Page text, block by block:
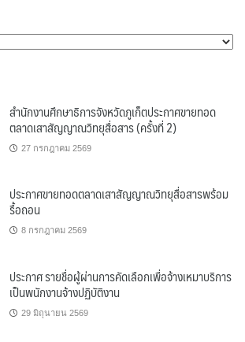
สำนักงานศึกษาธิการจังหวัดภูเก็ตประกาศขายทอด
ตลาดเสาสัญญาณวิทยุสื่อสาร (ครั้งที่ 2)
27 กรกฎาคม 2569
ประกาศขายทอดตลาดเสาสัญญาณวิทยุสื่อสารพร้อม
รื้อถอน
8 กรกฎาคม 2569
ประกาศ รายชื่อผู้ผ่านการคัดเลือกเพื่อจ้างเหมาบริการ
เป็นพนักงานจ้างปฏิบัติงาน
29 มิถุนายน 2569